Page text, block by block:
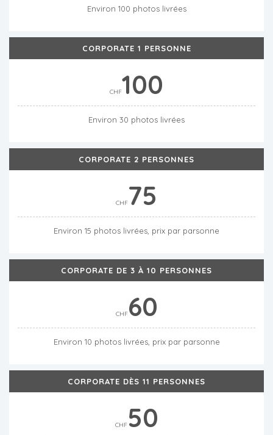
Environ 100 photos livrées
CORPORATE 1 PERSONNE
CHF100
Environ 30 photos livrées
CORPORATE 2 PERSONNES
CHF75
Environ 15 photos livrées, prix par parsonne
CORPORATE DE 3 À 10 PERSONNES
CHF60
Environ 10 photos livrées, prix par parsonne
CORPORATE DÈS 11 PERSONNES
CHF50